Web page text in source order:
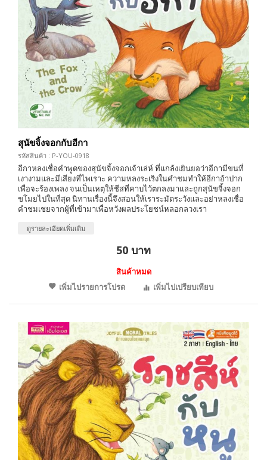
สุนัขจิ้งจอกกับอีกา
รหัสสินค้า : P-YOU-0918
อีกาหลงเชื่อคำพูดของสุนัขจิ้งจอกเจ้าเล่ห์ ที่แกล้งเยินยอว่าอีกามีขนที่
เงางามและมีเสียงที่ไพเราะ ความหลงระเริงในคำชมทำให้อีกาอ้าปาก
เพื่อจะร้องเพลง จนเป็นเหตุให้ชีสที่คาบไว้ตกลงมาและถูกสุนัขจิ้งจอก
ขโมยไปในที่สุด นิทานเรื่องนี้จึงสอนให้เราระมัดระวังและอย่าหลงเชื่อ
คำชมเชยจากผู้ที่เข้ามาเพื่อหวังผลประโยชน์หลอกลวงเรา
ดูรายละเอียดเพิ่มเติม
50 บาท
สินค้าหมด
เพิ่มไปรายการโปรด
เพิ่มไปเปรียบเทียบ